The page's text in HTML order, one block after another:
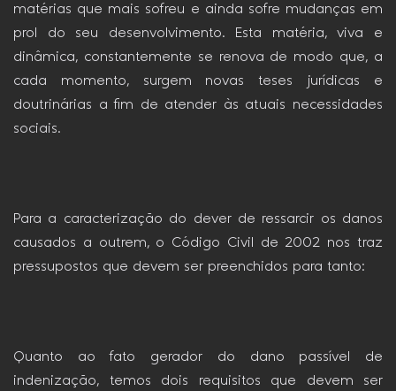
matérias que mais sofreu e ainda sofre mudanças em
prol do seu desenvolvimento. Esta matéria, viva e
dinâmica, constantemente se renova de modo que, a
cada momento, surgem novas teses jurídicas e
doutrinárias a fim de atender às atuais necessidades
sociais.
Para a caracterização do dever de ressarcir os danos
causados a outrem, o Código Civil de 2002 nos traz
pressupostos que devem ser preenchidos para tanto:
Quanto ao fato gerador do dano passível de
indenização, temos dois requisitos que devem ser